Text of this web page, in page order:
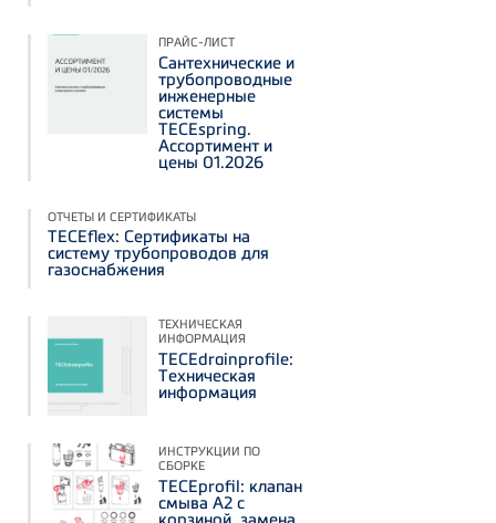
ПРАЙС-ЛИСТ
Сантехнические и
трубопроводные
инженерные
системы
TECEspring.
Ассортимент и
цены 01.2026
ОТЧЕТЫ И СЕРТИФИКАТЫ
TECEflex: Сертификаты на
систему трубопроводов для
газоснабжения
ТЕХНИЧЕСКАЯ
ИНФОРМАЦИЯ
TECEdrainprofile:
Техническая
информация
ИНСТРУКЦИИ ПО
СБОРКЕ
TECEprofil: клапан
смыва А2 с
корзиной, замена